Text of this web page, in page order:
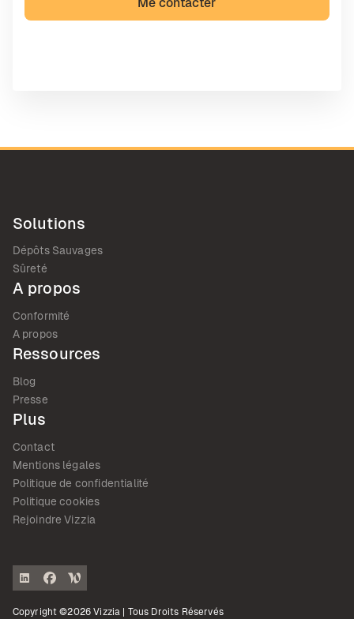
Solutions
Dépôts Sauvages
Sûreté
A propos
Conformité
A propos
Ressources
Blog
Presse
Plus
Contact
Mentions légales
Politique de confidentialité
Politique cookies
Rejoindre Vizzia
Copyright ©2026 Vizzia | Tous Droits Réservés